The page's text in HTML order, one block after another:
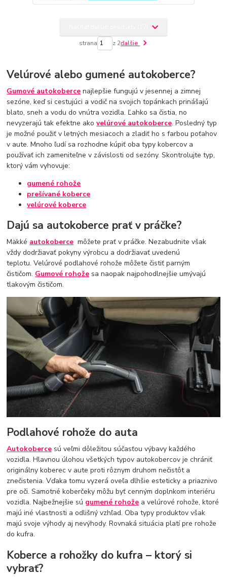
strana z 2ďalšie
Velúrové alebo gumené autokoberce?
Gumové autokoberce najlepšie fungujú v jesennej a zimnej
sezóne, keď si cestujúci a vodič na svojich topánkach prinášajú
blato, sneh a vodu do vnútra vozidla. Ľahko sa čistia, no
nevyzerajú tak efektne akovelúrové autokoberce. Posledný typ
je možné použiť v letných mesiacoch a zladiť ho s farbou poťahov
v aute. Mnoho ľudí sa rozhodne kúpiť oba typy kobercov a
používať ich zameniteľne v závislosti od sezóny. Skontrolujte typ,
ktorý vám vyhovuje:
gumené rohože
prešívané koberce
velúrové koberce
Dajú sa autokoberce prať v práčke?
Mäkké autokoberce môžete prať v práčke. Nezabudnite však
vždy dodržiavať pokyny výrobcu a dodržiavať uvedenú
teplotu. Velúrové podlahové rohože môžete čistiť parným
čističom. Gumové rohože sa naopak najpohodlnejšie umývajú
tlakovým čističom.
Podlahové rohože do auta
Autokoberce sú veľmi dôležitou súčasťou výbavy každého
vozidla. Hlavnou úlohou všetkých typov autokobercov je chrániť
originálny koberec v aute proti rôznym druhom nečistôt a
znečistenia. Vďaka tomu vyzerá oveľa dlhšie esteticky a priaznivo
pre oči. Samotné koberčeky môžu byť cenným doplnkom interiéru
vozidla. Najbežnejšie sú gumené rohože a velúrové rohože, ktoré
majú iné vlastnosti a odlišný vzhľad. Oba typy produktov však
majú svoje výhody aj nevýhody. Rovnaká situácia platí pre rohože
do kufra.
Koberce a rohožky do kufra – ktorý si
vybrať?